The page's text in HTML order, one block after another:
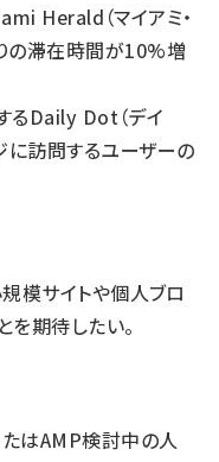
Herald（マイアミ・
の滞在時間が10%増
るDaily Dot（デイ
に訪問するユーザーの
模サイトや個人ブロ
を期待したい。
たはAMP検討中の人